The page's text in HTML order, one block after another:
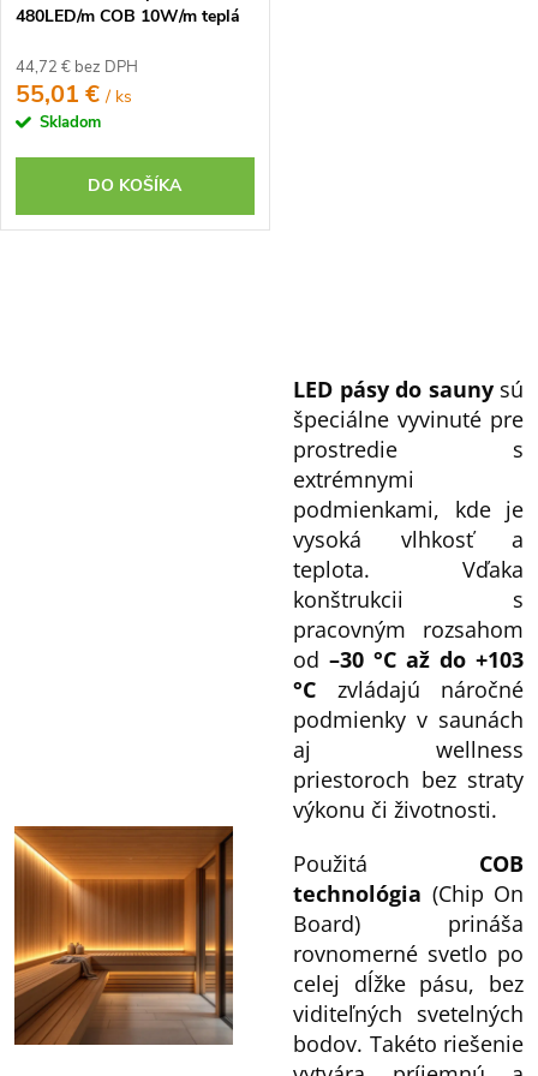
t
o
v
o
v
480LED/m COB 10W/m teplá
44,72 € bez DPH
55,01 €/ ks
Skladom
DO KOŠÍKA
p
i
u
LED pásy do saunysú
špeciálne vyvinuté pre
prostredie s
extrémnymi
podmienkami, kde je
vysoká vlhkosť a
teplota. Vďaka
konštrukcii s
pracovným rozsahom
od –30 °C až do +103
°C zvládajú náročné
podmienky v saunách
aj wellness
priestoroch bez straty
výkonu či životnosti.
Použitá COB
technológia (Chip On
Board) prináša
rovnomerné svetlo po
celej dĺžke pásu, bez
viditeľných svetelných
bodov. Takéto riešenie